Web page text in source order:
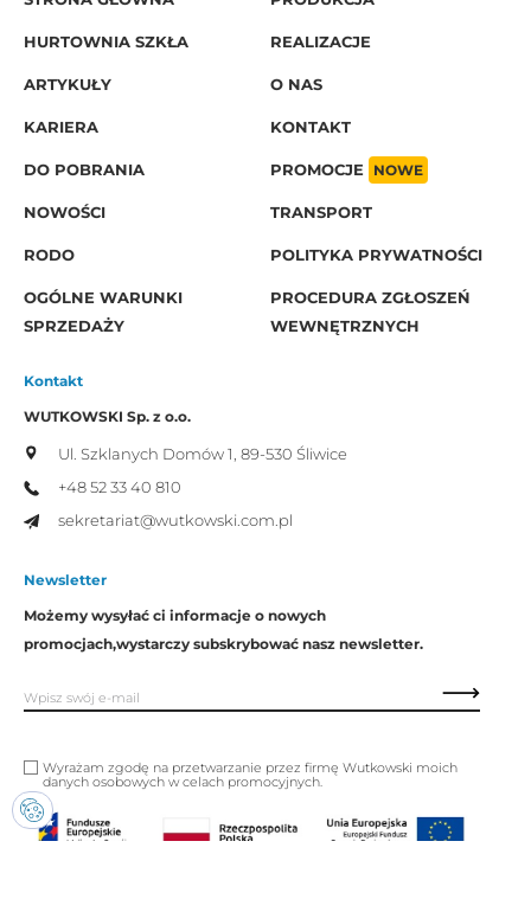
HURTOWNIA SZKŁA REALIZACJE
ARTYKUŁY O NAS
KARIERA KONTAKT
DO POBRANIA PROMOCJE NOWE
NOWOŚCI TRANSPORT
RODO POLITYKA PRYWATNOŚCI
OGÓLNE WARUNKI
SPRZEDAŻY
PROCEDURA ZGŁOSZEŃ
WEWNĘTRZNYCH
Kontakt
WUTKOWSKI Sp. z o.o.
Ul. Szklanych Domów 1, 89-530 Śliwice
+48 52 33 40 810
sekretariat@wutkowski.com.pl
Newsletter
Możemy wysyłać ci informacje o nowych
promocjach,wystarczy subskrybować nasz newsletter.
Wyrażam zgodę na przetwarzanie przez firmę Wutkowski moich
danych osobowych w celach promocyjnych.